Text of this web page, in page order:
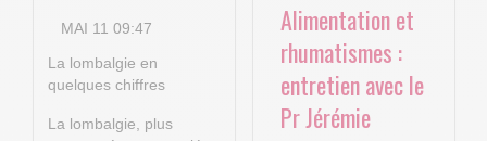
MAI 11 09:47
La lombalgie en
quelques chiffres
La lombalgie, plus
Alimentation et
rhumatismes :
entretien avec le
Pr Jérémie